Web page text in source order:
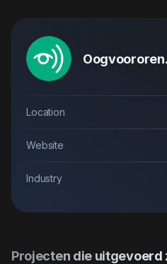
Location
Website
Industry
Projecten die uitgevoerd